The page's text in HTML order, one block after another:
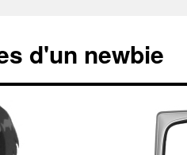
d'un newbie